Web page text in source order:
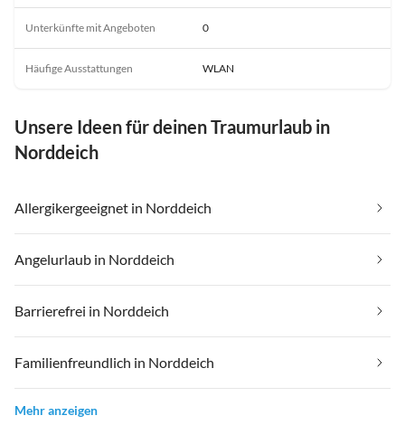
Unterkünfte mit Angeboten 0
Häufige Ausstattungen WLAN
Unsere Ideen für deinen Traumurlaub in
Norddeich
Allergikergeeignet in Norddeich
Angelurlaub in Norddeich
Barrierefrei in Norddeich
Familienfreundlich in Norddeich
Mehr anzeigen